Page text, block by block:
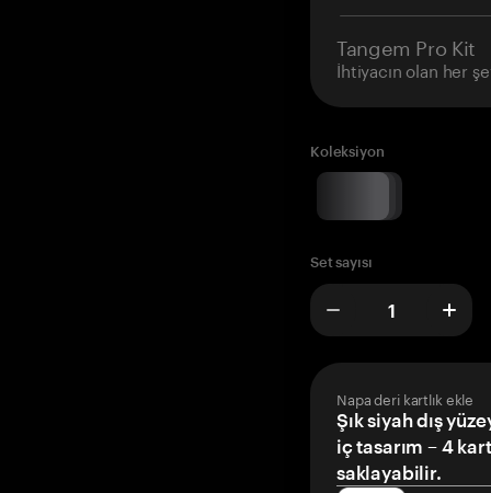
Tangem Pro Kit
İhtiyacın olan her
Koleksiyon
Set sayısı
Napa deri kartlık ekle
Şık siyah dış
iç tasarım – 4
saklayabilir.